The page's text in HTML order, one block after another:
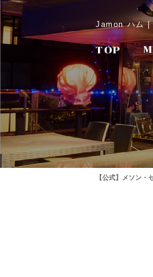
Jamon ハム |
TOP
【公式】メソン・